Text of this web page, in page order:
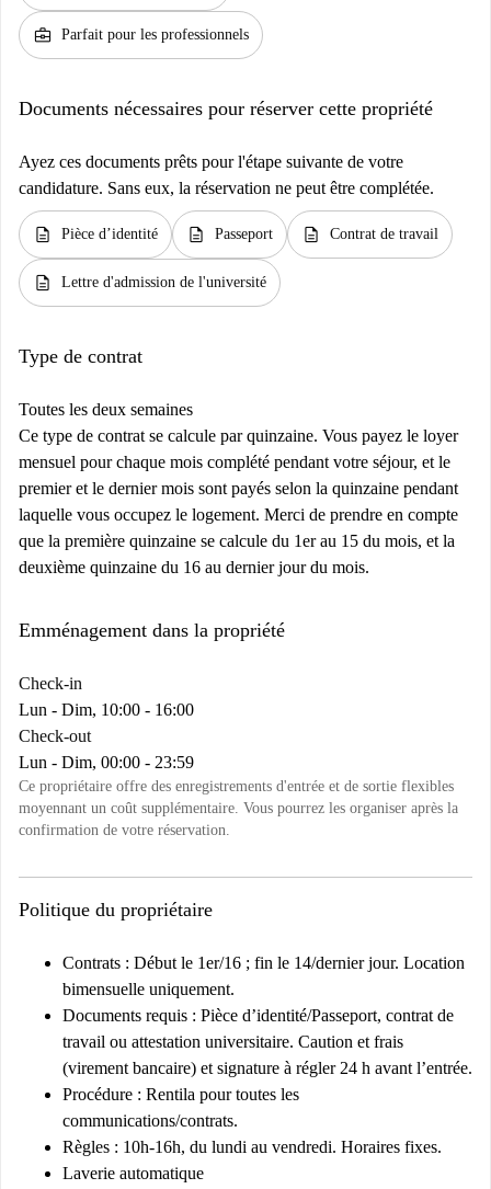
business_center Parfait pour les professionnels
Documents nécessaires pour réserver cette propriété
Ayez ces documents prêts pour l'étape suivante de votre
candidature. Sans eux, la réservation ne peut être complétée.
description Pièce d’identité description Passeport description Contrat de travail
description Lettre d'admission de l'université
Type de contrat
Toutes les deux semaines
Ce type de contrat se calcule par quinzaine. Vous payez le loyer
mensuel pour chaque mois complété pendant votre séjour, et le
premier et le dernier mois sont payés selon la quinzaine pendant
laquelle vous occupez le logement. Merci de prendre en compte
que la première quinzaine se calcule du 1er au 15 du mois, et la
deuxième quinzaine du 16 au dernier jour du mois.
Emménagement dans la propriété
Check-in
Lun - Dim, 10:00 - 16:00
Check-out
Lun - Dim, 00:00 - 23:59
Ce propriétaire offre des enregistrements d'entrée et de sortie flexibles
moyennant un coût supplémentaire. Vous pourrez les organiser après la
confirmation de votre réservation.
Politique du propriétaire
Contrats : Début le 1er/16 ; fin le 14/dernier jour. Location
bimensuelle uniquement.
Documents requis : Pièce d’identité/Passeport, contrat de
travail ou attestation universitaire. Caution et frais
(virement bancaire) et signature à régler 24 h avant l’entrée.
Procédure : Rentila pour toutes les
communications/contrats.
Règles : 10h-16h, du lundi au vendredi. Horaires fixes.
Laverie automatique